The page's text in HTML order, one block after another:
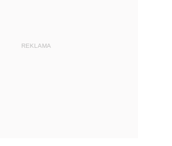
REKLAMA